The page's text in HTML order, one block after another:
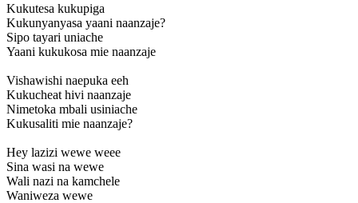
Kukutesa kukupiga
Kukunyanyasa yaani naanzaje?
Sipo tayari uniache
Yaani kukukosa mie naanzaje
Vishawishi naepuka eeh
Kukucheat hivi naanzaje
Nimetoka mbali usiniache
Kukusaliti mie naanzaje?
Hey lazizi wewe weee
Sina wasi na wewe
Wali nazi na kamchele
Waniweza wewe